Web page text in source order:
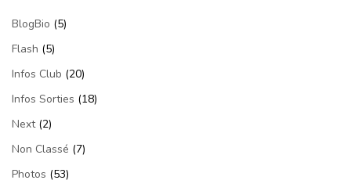
BlogBio (5)
Flash (5)
Infos Club (20)
Infos Sorties (18)
Next(2)
Non Classé (7)
Photos (53)